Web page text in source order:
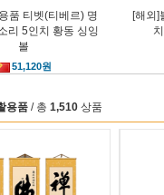
FUHUI
절 승복 여름승복
품 티벳(티베르) 명
리 5인치 황동 싱잉
볼
51,120원
[해외]
용품 / 총 1,510 상품